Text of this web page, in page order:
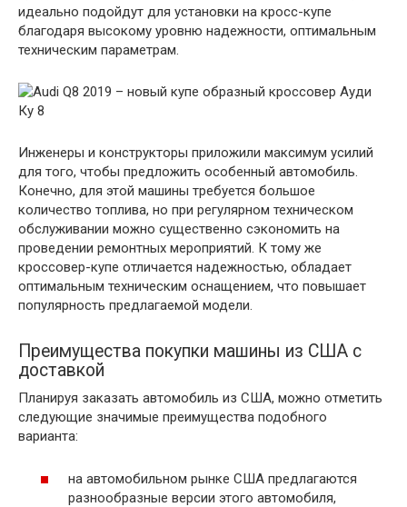
идеально подойдут для установки на кросс-купе
благодаря высокому уровню надежности, оптимальным
техническим параметрам.
Инженеры и конструкторы приложили максимум усилий
для того, чтобы предложить особенный автомобиль.
Конечно, для этой машины требуется большое
количество топлива, но при регулярном техническом
обслуживании можно существенно сэкономить на
проведении ремонтных мероприятий. К тому же
кроссовер-купе отличается надежностью, обладает
оптимальным техническим оснащением, что повышает
популярность предлагаемой модели.
Преимущества покупки машины из США с
доставкой
Планируя заказать автомобиль из США, можно отметить
следующие значимые преимущества подобного
варианта:
на автомобильном рынке США предлагаются
разнообразные версии этого автомобиля,